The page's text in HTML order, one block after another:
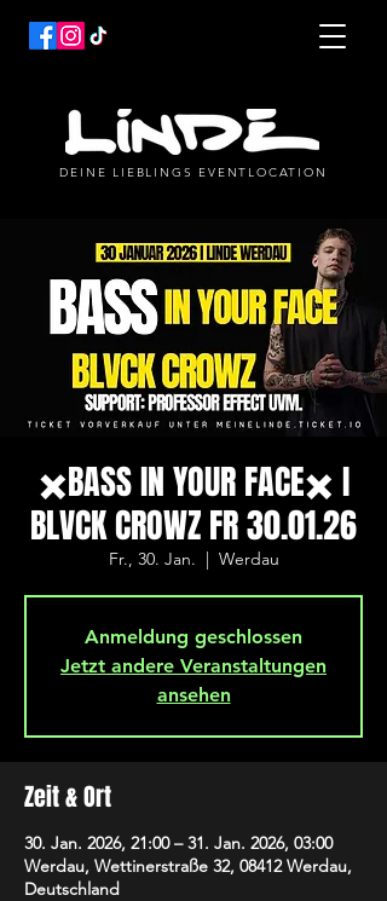
DEINE LIEBLINGS EVENTLOCATION
✖️BASS IN YOUR FACE✖️ I
BLVCK CROWZ FR 30.01.26
Fr., 30. Jan.
  |
Werdau
Anmeldung geschlossen
Jetzt andere Veranstaltungen
ansehen
Zeit & Ort
30. Jan. 2026, 21:00 – 31. Jan. 2026, 03:00
Werdau, Wettinerstraße 32, 08412 Werdau,
Deutschland